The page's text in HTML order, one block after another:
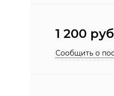
1 200
Сообщить о